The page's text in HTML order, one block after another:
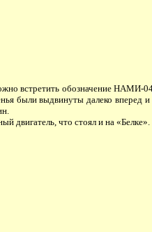
встретить обозначение НАМИ-
были выдвинуты далеко вперед и
двигатель, что стоял и на «Белке».